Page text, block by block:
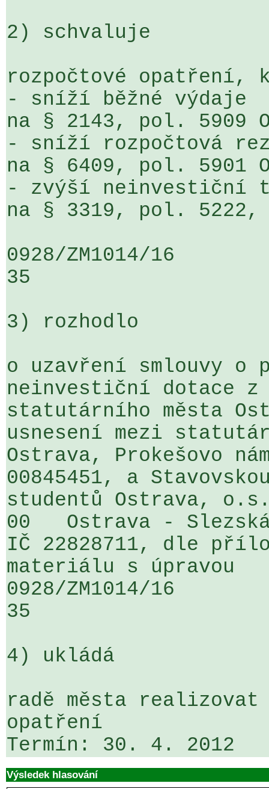
2) schvaluje
rozpočtové opatření,
- sníží běžné výdaje
na § 2143, pol. 5909
- sníží rozpočtová
na § 6409, pol. 5901
- zvýší neinvestiční
na § 3319, pol. 5222,
0928/ZM1014/16
35
3) rozhodlo
o uzavření smlouvy o
neinvestiční dotace
statutárního města
usnesení mezi
Ostrava, Prokešovo
00845451, a
studentů Ostrava,
00   Ostrava -
IČ 22828711, dle
materiálu s úpravou
0928/ZM1014/16
35
4) ukládá
radě města realizovat
opatření
Termín: 30. 4. 2012
Výsledek hlasování